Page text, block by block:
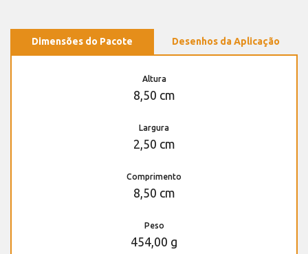
Dimensões do Pacote Desenhos da Aplicação
Altura
8,50 cm
Largura
2,50 cm
Comprimento
8,50 cm
Peso
454,00 g